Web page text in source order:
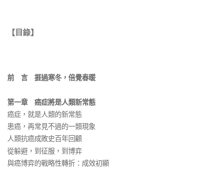
【目錄】
前 言 捱過寒冬，倍覺春暖
第一章 癌症將是人類新常態
癌症，就是人類的新常態
患癌，再常見不過的一類現象
人類抗癌成敗史百年回顧
從躲避，到征服，到博弈
與癌博弈的戰略性轉折：成效初顯